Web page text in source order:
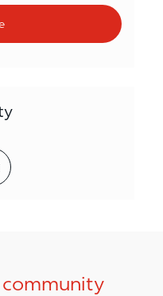
via twitter
Share via email